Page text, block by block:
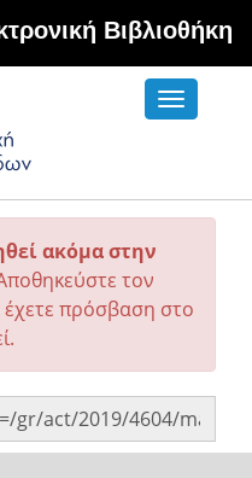
Βιβλιοθήκη
Toggle
ακόμα στην
τον
πρόσβαση στο